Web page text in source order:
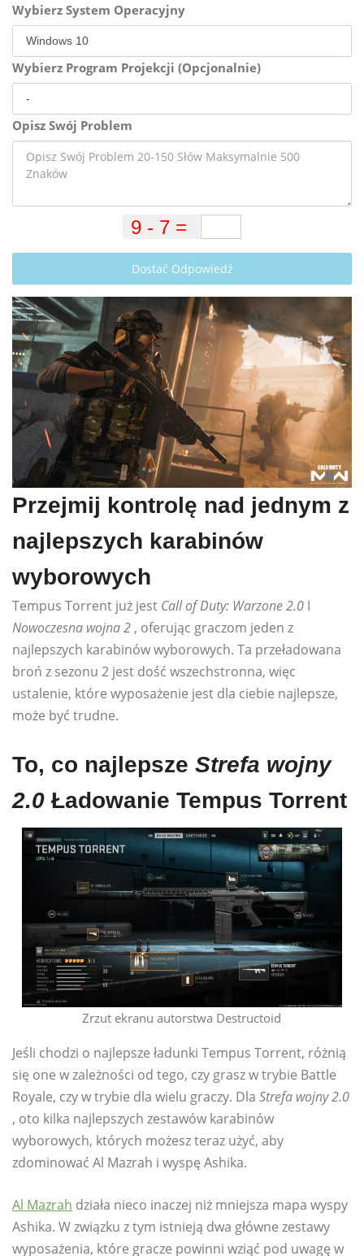
Wybierz System Operacyjny
Wybierz Program Projekcji (Opcjonalnie)
Opisz Swój Problem
Dostać Odpowiedź
Przejmij kontrolę nad jednym z
najlepszych karabinów
wyborowych
Tempus Torrent już jest Call of Duty: Warzone 2.0 I
Nowoczesna wojna 2 , oferując graczom jeden z
najlepszych karabinów wyborowych. Ta przeładowana
broń z sezonu 2 jest dość wszechstronna, więc
ustalenie, które wyposażenie jest dla ciebie najlepsze,
może być trudne.
To, co najlepsze Strefa wojny
2.0 Ładowanie Tempus Torrent
Zrzut ekranu autorstwa Destructoid
Jeśli chodzi o najlepsze ładunki Tempus Torrent, różnią
się one w zależności od tego, czy grasz w trybie Battle
Royale, czy w trybie dla wielu graczy. Dla Strefa wojny 2.0
, oto kilka najlepszych zestawów karabinów
wyborowych, których możesz teraz użyć, aby
zdominować Al Mazrah i wyspę Ashika.
Al Mazrah działa nieco inaczej niż mniejsza mapa wyspy
Ashika. W związku z tym istnieją dwa główne zestawy
wyposażenia, które gracze powinni wziąć pod uwagę w